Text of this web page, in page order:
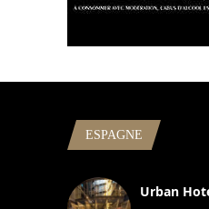
ESPAGNE
Urban